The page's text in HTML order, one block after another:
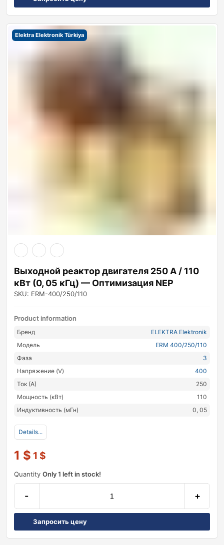
Elektra Elektronik Türkiya
Выходной реактор двигателя 250 А / 110
кВт (0, 05 кГц) — Оптимизация NEP
SKU: ERM-400/250/110
Product information
Бренд
ELEKTRA Elektronik
Модель
ERM 400/250/110
Фаза
3
Напряжение (V)
400
Ток (А)
250
Мощность (кВт)
110
Индуктивность (мГн)
0, 05
Details...
1 $ 1 $
Quantity Only 1 left in stock!
- +
Запросить цену